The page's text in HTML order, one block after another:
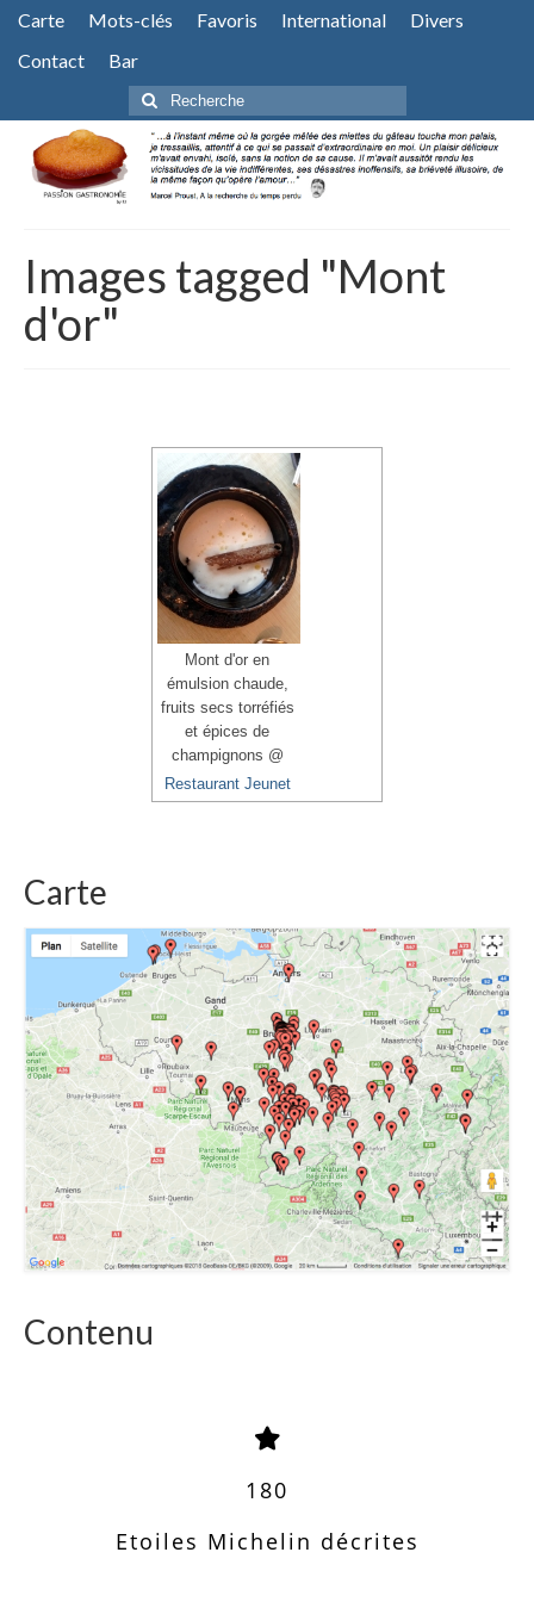
Carte Mots-clés Favoris International
Divers
Contact
Bar
Rechercher
:
Images tagged "Mont
d'or"
Mont d'or en
émulsion chaude,
fruits secs torréfiés
et épices de
champignons @
Restaurant Jeunet
Carte
Contenu
180
Etoiles Michelin décrites